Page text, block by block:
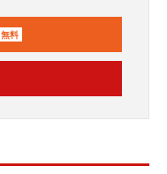
無料